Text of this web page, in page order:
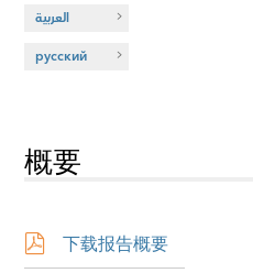
العربية
русский
概要
下载报告概要